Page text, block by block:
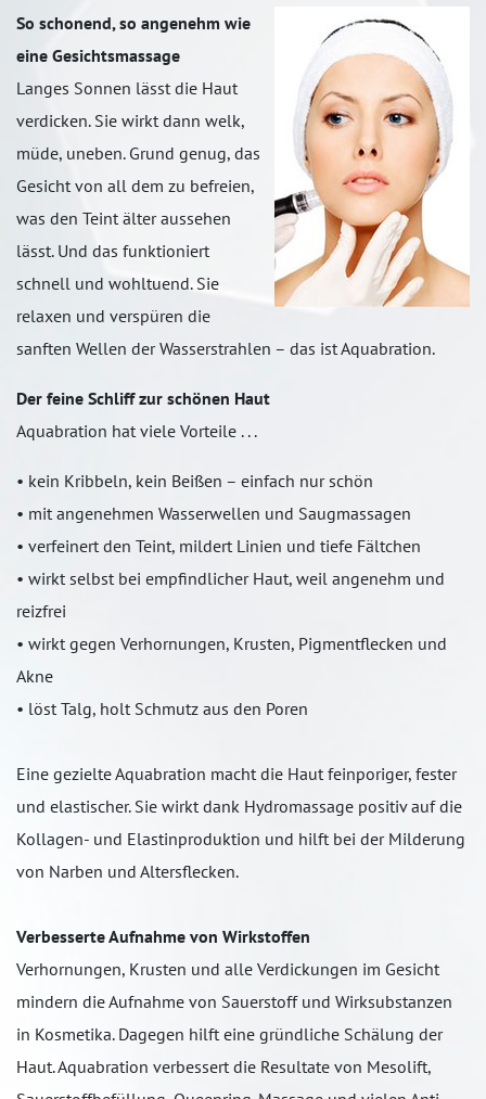
So schonend, so angenehm wie
eine Gesichtsmassage
Langes Sonnen lässt die Haut
verdicken. Sie wirkt dann welk,
müde, uneben. Grund genug, das
Gesicht von all dem zu befreien,
was den Teint älter aussehen
lässt. Und das funktioniert
schnell und wohltuend. Sie
relaxen und verspüren die
sanften Wellen der Wasserstrahlen – das ist Aquabration.
Der feine Schliff zur schönen Haut
Aquabration hat viele Vorteile . . .
• kein Kribbeln, kein Beißen – einfach nur schön
• mit angenehmen Wasserwellen und Saugmassagen
• verfeinert den Teint, mildert Linien und tiefe Fältchen
• wirkt selbst bei empfindlicher Haut, weil angenehm und
reizfrei
• wirkt gegen Verhornungen, Krusten, Pigmentflecken und
Akne
• löst Talg, holt Schmutz aus den Poren
Eine gezielte Aquabration macht die Haut feinporiger, fester
und elastischer. Sie wirkt dank Hydromassage positiv auf die
Kollagen- und Elastinproduktion und hilft bei der Milderung
von Narben und Altersflecken.
Verbesserte Aufnahme von Wirkstoffen
Verhornungen, Krusten und alle Verdickungen im Gesicht
mindern die Aufnahme von Sauerstoff und Wirksubstanzen
in Kosmetika. Dagegen hilft eine gründliche Schälung der
Haut. Aquabration verbessert die Resultate von Mesolift,